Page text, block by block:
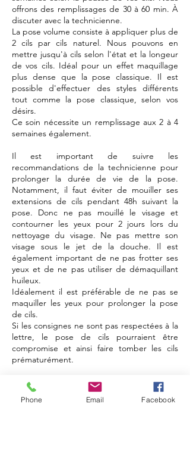
offrons des remplissages de 30 à 60 min. À
discuter avec la technicienne.
La pose volume consiste à appliquer plus de
2 cils par cils naturel. Nous pouvons en
mettre jusqu'à cils selon l'état et la longeur
de vos cils. Idéal pour un effet maquillage
plus dense que la pose classique. Il est
possible d'effectuer des styles différents
tout comme la pose classique, selon vos
désirs.
Ce soin nécessite un remplissage aux 2 à 4
semaines également.
Il est important de suivre les
recommandations de la technicienne pour
prolonger la durée de vie de la pose.
Notamment, il faut éviter de mouiller ses
extensions de cils pendant 48h suivant la
pose. Donc ne pas mouillé le visage et
contourner les yeux pour 2 jours lors du
nettoyage du visage. Ne pas mettre son
visage sous le jet de la douche. Il est
également important de ne pas frotter ses
yeux et de ne pas utiliser de démaquillant
huileux.
Idéalement il est préférable de ne pas se
maquiller les yeux pour prolonger la pose
de cils.
Si les consignes ne sont pas respectées à la
lettre, le pose de cils pourraient être
compromise et ainsi faire tomber les cils
prématurément.
HEURES D'OUVERTURE
Phone Email Facebook